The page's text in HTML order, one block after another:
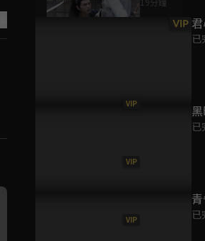
VIP
VIP
VIP
VIP
已
已
已